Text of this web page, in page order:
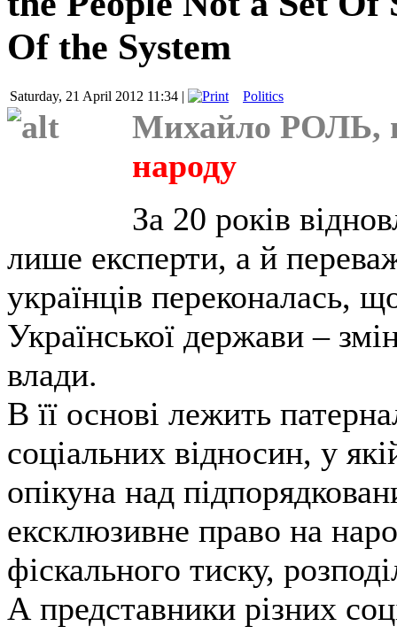
Of the System
Saturday, 21 April 2012 11:34 | Politics
Михайло РОЛЬ,
народу
За 20 років
лише експерти, а й
українців переконалась,
Української держави –
влади.
В її основі лежить
соціальних відносин, у
опікуна над
ексклюзивне право на
фіскального тиску,
А представники різних